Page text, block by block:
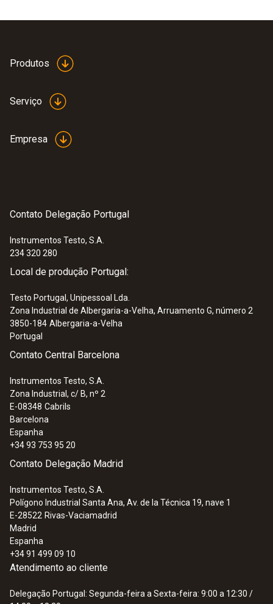
Produtos
Serviço
Empresa
Contato Delegação Portugal
Instrumentos Testo, S.A.
234 320 280
Local de produção Portugal:
Testo Portugal, Unipessoal Lda.
Zona Industrial de Albergaria-a-Velha, Arruamento G, número 2
3850-184 Albergaria-a-Velha
Portugal
Contato Central Barcelona
Instrumentos Testo, S.A.
Zona Industrial, c/ B, nº 2
E-08348 Cabrils
Barcelona
Espanha
+34 93 753 95 20
Contato Delegação Madrid
Instrumentos Testo, S.A.
Polígono Industrial Santa Ana, Av. de la Técnica 19, nave 1
E-28522 Rivas-Vaciamadrid
Madrid
Espanha
+34 91 499 09 10
Atendimento ao cliente
Delegação Portugal: Segunda-feira a Sexta-feira: 9:00 a 12:30 /